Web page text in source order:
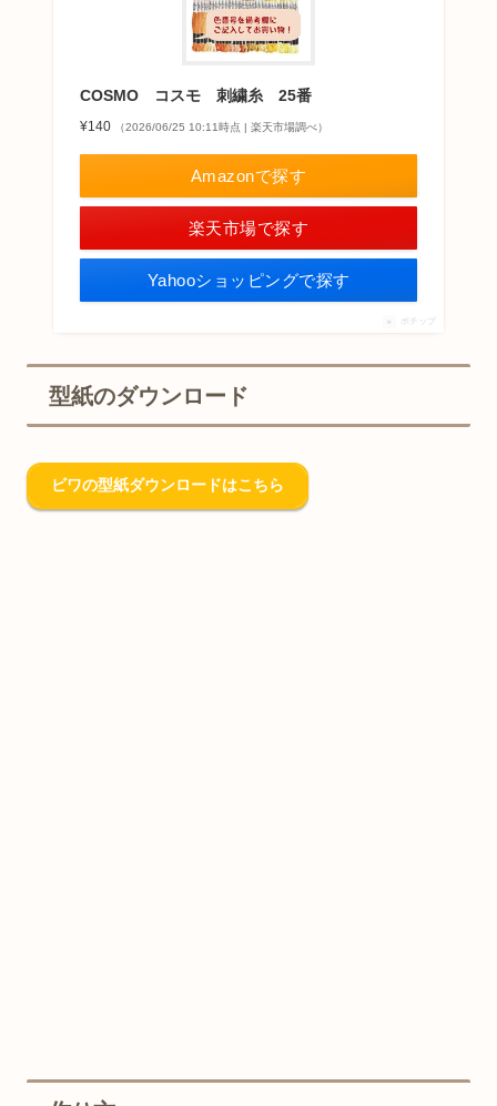
COSMO コスモ 刺繍糸 25番
¥140 （2026/06/25 10:11時点 | 楽天市場調べ）
Amazonで探す
楽天市場で探す
Yahooショッピングで探す
ポチップ
型紙のダウンロード
ビワの型紙ダウンロードはこちら